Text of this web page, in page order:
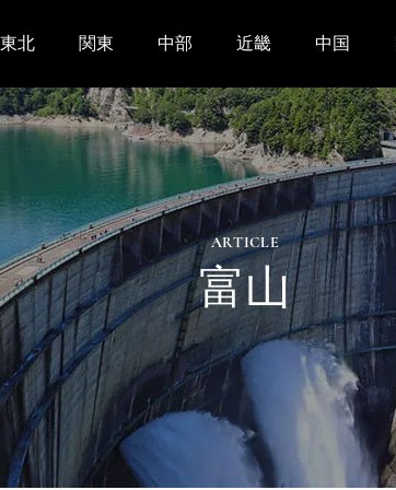
東北 関東 中部 近畿 中国
ARTICLE
富山